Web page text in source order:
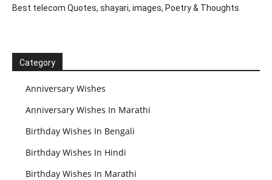
Best telecom Quotes, shayari, images, Poetry & Thoughts
Category
Anniversary Wishes
Anniversary Wishes In Marathi
Birthday Wishes In Bengali
Birthday Wishes In Hindi
Birthday Wishes In Marathi